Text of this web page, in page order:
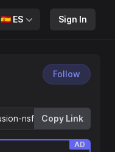
🇪🇸 ES Sign In
Follow
Copy Link
AD